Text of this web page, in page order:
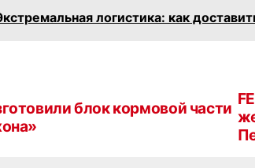
логистика: как
блок кормовой части